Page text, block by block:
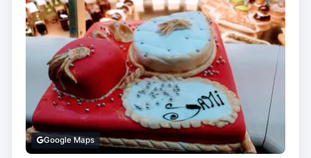
Google Maps